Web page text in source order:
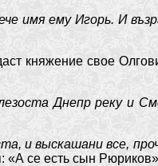
имя ему Игорь. И
княжение свое
Днепр реку и
и выскашани все,
«А се есть сын